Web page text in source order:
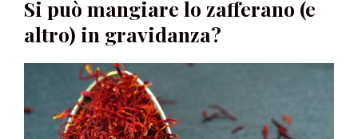
Si può mangiare lo zafferano (e
altro) in gravidanza?